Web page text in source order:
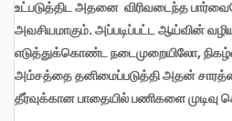
உட்படுத்திடஅதனை விரிவடைந்த
அவசியமாகும்.அப்படிப்பட்டஆய்வின்
எடுத்துக்கொண்டநடைமுறையிலோ,
அம்சத்தைதனிமைப்படுத்திஅதன்
தீர்வுக்கானபாதையில்பணிகளைமுடிவு